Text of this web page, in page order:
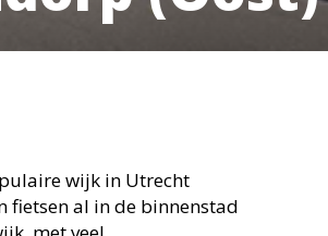
wijk in Utrecht
fietsen al in de binnenstad